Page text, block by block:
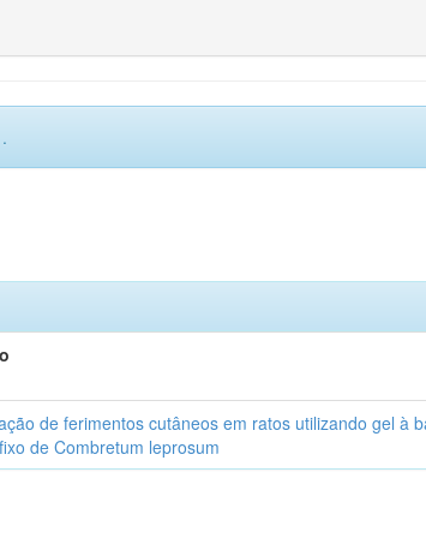
de ferimentos cutâneos em ratos utilizando gel à
de Combretum leprosum